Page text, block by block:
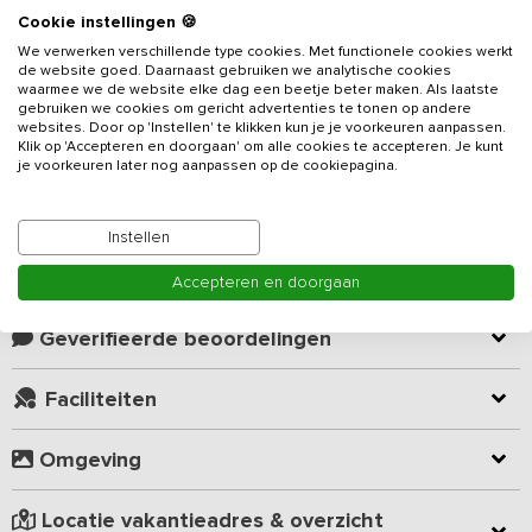
Beschrijving
Gelegen aan het eind van een doodlopend weggetje in het
Groene Hart vind je dit fraaievakantieadres. Het vakantiehuis
heeft 6 slaapkamers en 6 badkamers en is geschikt voor 18
personen. Een heerlijke plek midden in Nederland naast een
vakantiewoning en een 6-persoons appartement. Ideaal voor
families met kinderen, zodat je samen kunt zijn en je tegelijkertijd
ook kunt terug trekken in één van beide vakantiehuizen.
In het vakantiehuis zijn nog elementen van de oude boerderij
stonden. In de centrale ruimte van de 12-persoons vakantiewoning
is er een zitgedeelte gecreëerd rondom de sfeerhaard, een
gezellige plek om samen te borrelen. De open keuken is van alle
gemakken voorzien, zoals 5-pits gasfornuis, oven, magnetron en
genieten van het diner kan aan de lange eettafel die in de keuken
Kamer indeling
Geverifieerde beoordelingen
Faciliteiten
Omgeving
Locatie vakantieadres & overzicht
Cookie instellingen 🍪
We verwerken verschillende type cookies. Met functionele cookies werkt
de website goed. Daarnaast gebruiken we analytische cookies
waarmee we de website elke dag een beetje beter maken. Als laatste
gebruiken we cookies om gericht advertenties te tonen op andere
websites. Door op 'Instellen' te klikken kun je je voorkeuren aanpassen.
Klik op 'Accepteren en doorgaan' om alle cookies te accepteren. Je kunt
je voorkeuren later nog aanpassen op de cookiepagina.
Instellen
Accepteren en doorgaan